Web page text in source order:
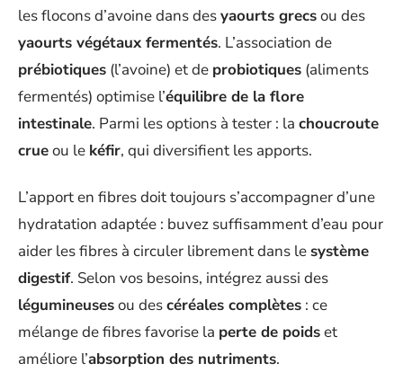
les flocons d’avoine dans desyaourts grecsou des
yaourts végétaux fermentés. L’association de
prébiotiques (l’avoine) et de probiotiques (aliments
fermentés) optimise l’équilibre de la flore
intestinale. Parmi les options à tester : la choucroute
crueou le kéfir, qui diversifient les apports.
L’apport en fibres doit toujours s’accompagner d’une
hydratation adaptée : buvez suffisamment d’eau pour
aider les fibres à circuler librement dans le système
digestif. Selon vos besoins, intégrez aussi des
légumineusesou descéréales complètes : ce
mélange de fibres favorise la perte de poidset
améliore l’absorption des nutriments.